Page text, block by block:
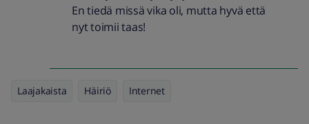
En tiedä missä vika oli, mutta hyvä että
nyt toimii taas!
Laajakaista Häiriö Internet